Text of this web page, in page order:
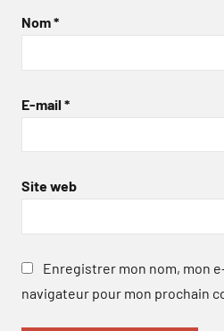
Nom*
E-mail *
Site web
Enregistrer mon nom, mon
navigateur pour mon prochain